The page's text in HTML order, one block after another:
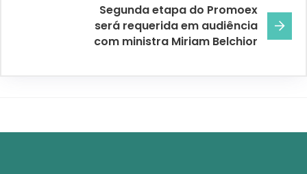
Segunda etapa do Promoex
será requerida em audiência
com ministra Miriam Belchior